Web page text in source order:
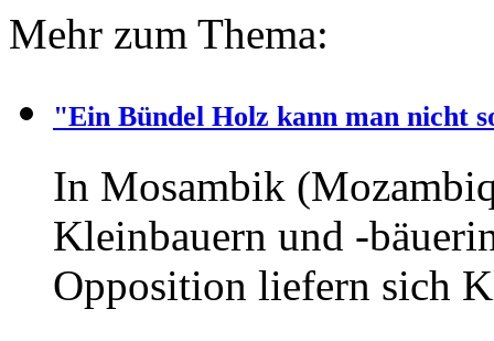
Mehr zum Thema:
"Ein Bündel Holz kann man nicht
In Mosambik
Kleinbauern und -
Opposition liefern sich